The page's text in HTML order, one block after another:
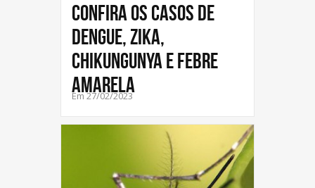
CONFIRA OS CASOS DE
DENGUE, ZIKA,
CHIKUNGUNYA E FEBRE
AMARELA
Em 27/02/2023